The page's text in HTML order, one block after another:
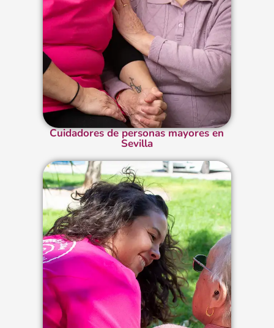
Cuidadores de personas mayores en
Sevilla